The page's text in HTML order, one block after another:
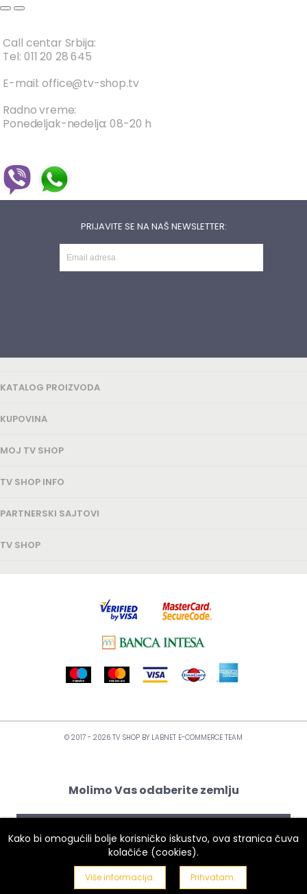
Call centar Srbija:
Tel: 011 20 28 645
E-mail: office@tv-shop.tv
Radno vreme:
Ponedeljak-nedelja: 08-20 h
PRIJAVITE SE NA NAŠ NEWSLETTER:
KATALOG PROIZVODA
KUPOVINA
MOJ TV SHOP
TV SHOP INFO
PARTNERSKI SAJTOVI
TV SHOP
© 2017 - 2026 TV SHOP BY LABNET E-COMMERCE TEAM
Kako bi omogućili bolje korisničko iskustvo, ova stranica čuva
kolačiće (cookies).
Više informacija. Prihvatam.
Molimo Vas odaberite zemlju